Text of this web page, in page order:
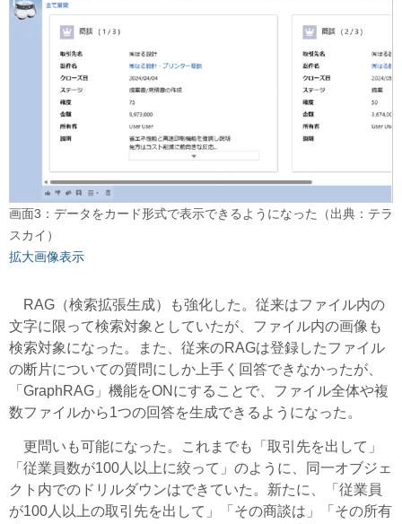
画面3：データをカード形式で表示できるようになった（出典：テラ
スカイ）
拡大画像表示
RAG（検索拡張生成）も強化した。従来はファイル内の
文字に限って検索対象としていたが、ファイル内の画像も
検索対象になった。また、従来のRAGは登録したファイル
の断片についての質問にしか上手く回答できなかったが、
「GraphRAG」機能をONにすることで、ファイル全体や複
数ファイルから1つの回答を生成できるようになった。
更問いも可能になった。これまでも「取引先を出して」
「従業員数が100人以上に絞って」のように、同一オブジェ
クト内でのドリルダウンはできていた。新たに、「従業員
が100人以上の取引先を出して」「その商談は」「その所有